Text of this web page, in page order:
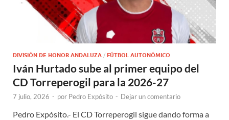
DIVISIÓN DE HONOR ANDALUZA / FÚTBOL AUTONÓMICO
Iván Hurtado sube al primer equipo del
CD Torreperogil para la 2026-27
7 julio, 2026 - por Pedro Expósito - Dejar un comentario
Pedro Expósito.- El CD Torreperogil sigue dando forma a